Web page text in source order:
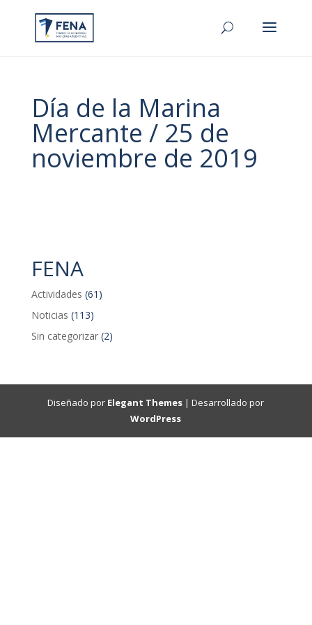
Día de la Marina
Mercante / 25 de
noviembre de 2019
FENA
Actividades (61)
Noticias (113)
Sin categorizar(2)
Diseñado por Elegant Themes | Desarrollado por
WordPress